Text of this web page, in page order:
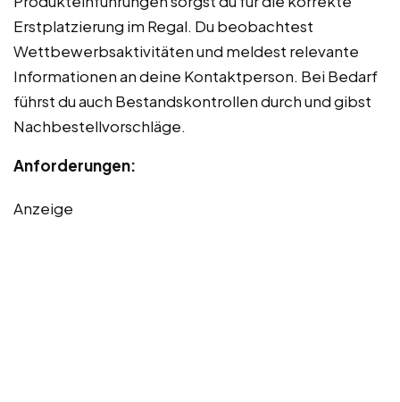
Erstplatzierung im Regal. Du beobachtest
Wettbewerbsaktivitäten und meldest relevante
Informationen an deine Kontaktperson. Bei Bedarf
führst du auch Bestandskontrollen durch und gibst
Nachbestellvorschläge.
Anforderungen:
Anzeige